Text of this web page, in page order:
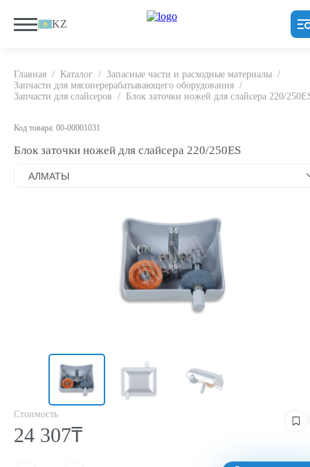
KZ
Главная / Каталог / Запасные части и расходные материалы /
Запчасти для мясоперерабатывающего оборудования /
Запчасти для слайсеров / Блок заточки ножей для слайсера 220/
Код товара: 00-00001031
Блок заточки ножей для слайсера 220/250ES
Стоимость
24 307₸